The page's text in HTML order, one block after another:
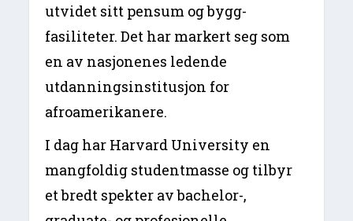
utvidet sitt pensum og bygg-
fasiliteter. Det har markert seg som
en av nasjonenes ledende
utdanningsinstitusjon for
afroamerikanere.
I dag har Harvard University en
mangfoldig studentmasse og tilbyr
et bredt spekter av bachelor-,